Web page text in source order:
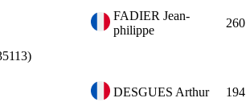
FADIER Jean-
philippe
260
DESGUES Arthur 194